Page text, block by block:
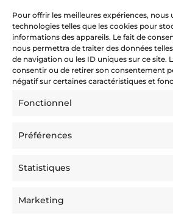
Pour offrir les meilleures expériences, nous
technologies telles que les cookies pour
informations des appareils. Le fait de
nous permettra de traiter des données
de navigation ou les ID uniques sur ce site.
consentir ou de retirer son consentement
négatif sur certaines caractéristiques et
Fonctionnel
Préférences
Statistiques
Marketing